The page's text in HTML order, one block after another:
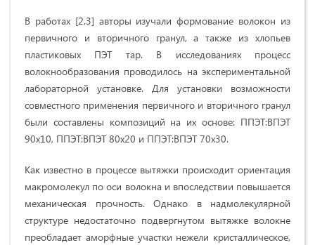
В работах [2,3] авторы изучали формование волокон из
первичного и вторичного гранул, а также из хлопьев
пластиковых ПЭТ тар. В исследованиях процесс
волокнообразования проводилось на экспериментальной
лабораторной установке. Для установки возможности
совместного применения первичного и вторичного гранул
были составлены композиций на их основе: ППЭТ:ВПЭТ
90х10, ППЭТ:ВПЭТ 80х20 и ППЭТ:ВПЭТ 70х30.
Как известно в процессе вытяжки происходит ориентация
макромолекул по оси волокна и впоследствии повышается
механическая прочность. Однако в надмолекулярной
структуре недостаточно подвергнутом вытяжке волокне
преобладает аморфные участки нежели кристаллическое,